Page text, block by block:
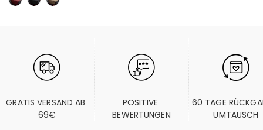
GRATIS VERSAND AB
69€
POSITIVE
BEWERTUNGEN
60 TAGE
UMTAUSCH